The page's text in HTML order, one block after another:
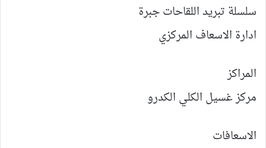
سلسلة تبريد اللقاحات جبرة
ادارة الاسعاف المركزي
المراكز
مركز غسيل الكلي الكدرو
الاسعافات